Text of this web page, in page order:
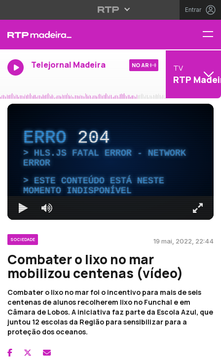
Entrar
Telejornal Madeira NO AR TV
RTP
ERRO204
HLS.JS FATAL ERROR - NETWORK
ERROR
ESTE CONTEÚDO ESTÁ NESTE
MOMENTO INDISPONÍVEL
SOCIEDADE 19 mai, 2022, 22:44
Combater o lixo no mar
mobilizou centenas (vídeo)
Combater o lixo no mar foi o incentivo para mais de seis
centenas de alunos recolherem lixo no Funchal e em
Câmara de Lobos. A iniciativa faz parte da Escola Azul, que
juntou 12 escolas da Região para sensibilizar para a
proteção dos oceanos.